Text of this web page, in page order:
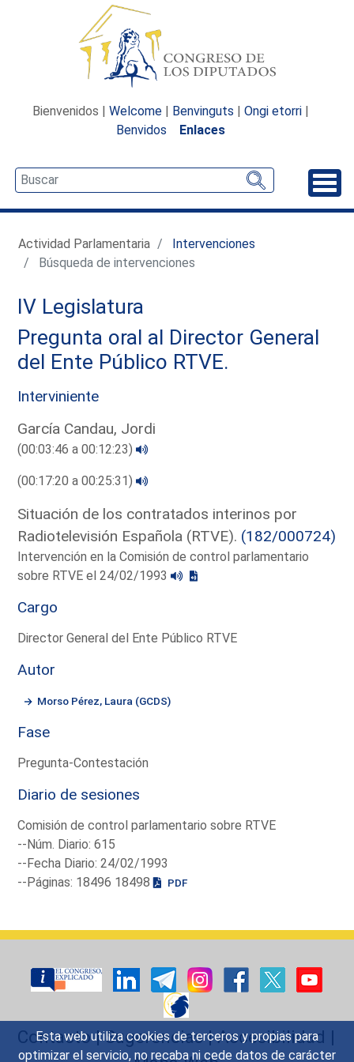
Esta web utiliza cookies de terceros y propias para
optimizar el servicio, no recaba ni cede datos de carácter
Bienvenidos | Welcome | Benvinguts | Ongi etorri |
Benvidos
Enlaces
Actividad Parlamentaria
Intervenciones
Búsqueda de intervenciones
IV Legislatura
Pregunta oral al Director General
del Ente Público RTVE.
Interviniente
García Candau, Jordi
(00:03:46 a 00:12:23)
(00:17:20 a 00:25:31)
Situación de los contratados interinos por
Radiotelevisión Española (RTVE). (182/000724)
Intervención en la Comisión de control parlamentario
sobre RTVE el 24/02/1993
Cargo
Director General del Ente Público RTVE
Autor
Morso Pérez, Laura (GCDS)
Fase
Pregunta-Contestación
Diario de sesiones
Comisión de control parlamentario sobre RTVE
--Núm. Diario: 615
--Fecha Diario: 24/02/1993
--Páginas: 18496 18498
PDF
Contacto|Sugerencias|Accesibilidad |